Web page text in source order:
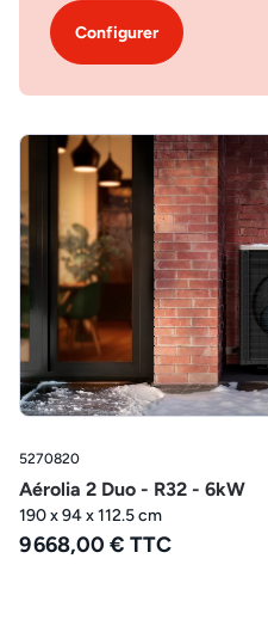
Configurer
5270820
Aérolia 2 Duo - R32 - 6kW
190 x 94 x 112.5 cm
9 668,00 € TTC